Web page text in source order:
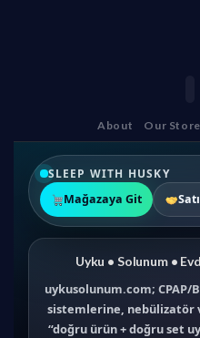
About Our
SLEEP WITH HUSKY
Mağazaya Git
Uyku • Solunum •
uykusolunum.com; CPAP/
sistemlerine, nebülizatör
“doğru ürün + doğru set